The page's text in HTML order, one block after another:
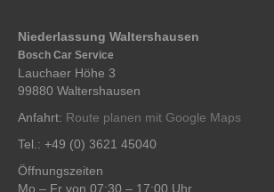
Niederlassung Waltershausen
Bosch Car Service
Lauchaer Höhe 3
99880 Waltershausen
Anfahrt: Route planen mit Google Maps
Tel.: +49 (0) 3621 45040
Öffnungszeiten
Mo – Fr von 07:30 – 17:00 Uhr